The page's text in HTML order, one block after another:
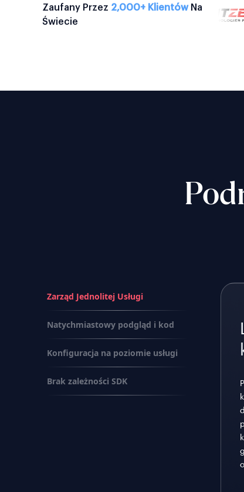
Zaufany Przez 2,000+ KlientówNa
Świecie
Zarząd Jednolitej Usługi
Natychmiastowy podgląd i kod
Konfiguracja na poziomie usługi
Brak zależności SDK